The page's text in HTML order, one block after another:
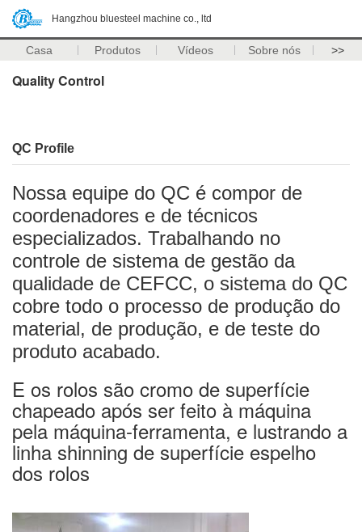
Hangzhou bluesteel machine co., ltd
Casa Produtos Vídeos Sobre nós >>
Quality Control
QC Profile
Nossa equipe do QC é compor de
coordenadores e de técnicos
especializados. Trabalhando no
controle de sistema de gestão da
qualidade de CEFCC, o sistema do QC
cobre todo o processo de produção do
material, de produção, e de teste do
produto acabado.
E os rolos são cromo de superfície
chapeado após ser feito à máquina
pela máquina-ferramenta, e lustrando a
linha shinning de superfície espelho
dos rolos